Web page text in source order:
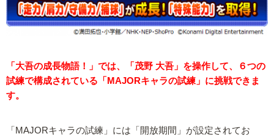
「大吾の成長物語！」では、「茂野 大吾」を操作して、６つの
試練で構成されている「MAJORキャラの試練」に挑戦できま
す。
「MAJORキャラの試練」には「開放期間」が設定されてお